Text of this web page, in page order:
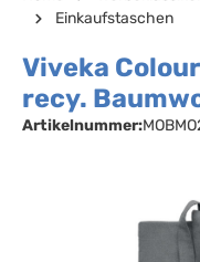
Einkaufstaschen
Viveka
recy.
Artikelnummer: